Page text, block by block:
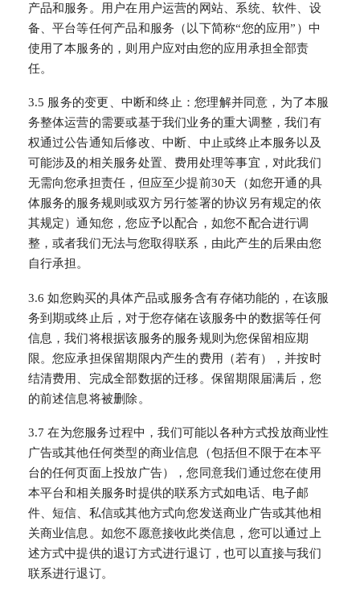
产品和服务。用户在用户运营的网站、系统、软件、设
备、平台等任何产品和服务（以下简称“您的应用”）中
使用了本服务的，则用户应对由您的应用承担全部责
任。
3.5 服务的变更、中断和终止：您理解并同意，为了本服
务整体运营的需要或基于我们业务的重大调整，我们有
权通过公告通知后修改、中断、中止或终止本服务以及
可能涉及的相关服务处置、费用处理等事宜，对此我们
无需向您承担责任，但应至少提前30天（如您开通的具
体服务的服务规则或双方另行签署的协议另有规定的依
其规定）通知您，您应予以配合，如您不配合进行调
整，或者我们无法与您取得联系，由此产生的后果由您
自行承担。
3.6 如您购买的具体产品或服务含有存储功能的，在该服
务到期或终止后，对于您存储在该服务中的数据等任何
信息，我们将根据该服务的服务规则为您保留相应期
限。您应承担保留期限内产生的费用（若有），并按时
结清费用、完成全部数据的迁移。保留期限届满后，您
的前述信息将被删除。
3.7 在为您服务过程中，我们可能以各种方式投放商业性
广告或其他任何类型的商业信息（包括但不限于在本平
台的任何页面上投放广告），您同意我们通过您在使用
本平台和相关服务时提供的联系方式如电话、电子邮
件、短信、私信或其他方式向您发送商业广告或其他相
关商业信息。如您不愿意接收此类信息，您可以通过上
述方式中提供的退订方式进行退订，也可以直接与我们
联系进行退订。